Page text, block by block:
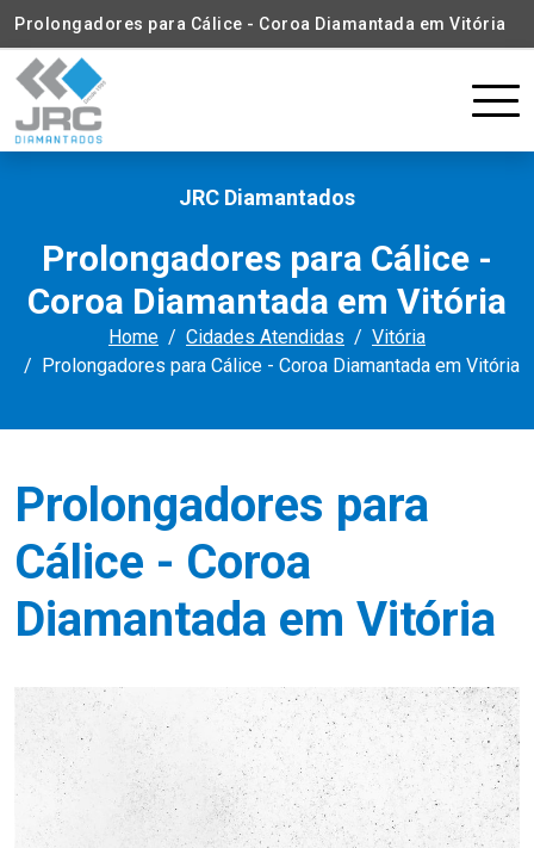
Prolongadores para Cálice - Coroa Diamantada em Vitória
JRC Diamantados
Prolongadores para Cálice -
Coroa Diamantada em Vitória
Home Cidades Atendidas
Vitória
Prolongadores para Cálice - Coroa Diamantada em Vitória
Prolongadores para
Cálice - Coroa
Diamantada em Vitória